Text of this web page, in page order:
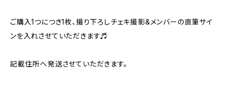
ご購入1つにつき1枚、撮り下ろしチェキ撮影&メンバーの直筆サイ
ンを入れさせていただきます♬
記載住所へ発送させていただきます。